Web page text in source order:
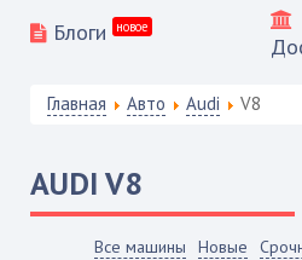
Блоги
новое
Главная Авто Audi V8
AUDI V8
Все машины Новые